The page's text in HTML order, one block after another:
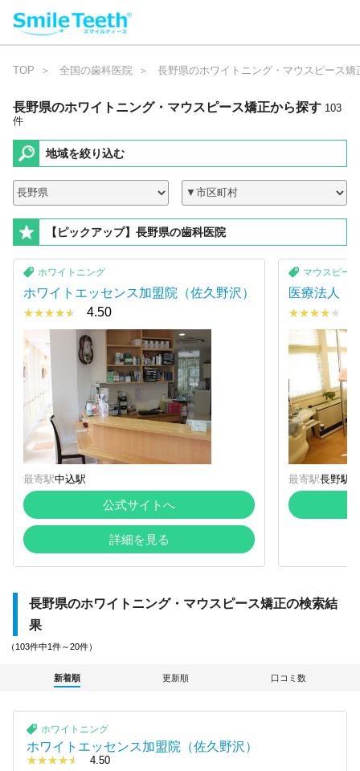
TOP 全国の歯科医院 長野県のホワイトニング・マウスピース矯
長野県のホワイトニング・マウスピース矯正から探す 103
件
地域を絞り込む
【ピックアップ】長野県の歯科医院
ホワイトニング
ホワイトエッセンス加盟院（佐久野沢）
★★★★★
★★★★★ 4.50
最寄駅中込駅
公式サイトへ
詳細を見る
マウスピー
医療法人
★★★★★
★★★★
最寄駅長野駅
長野県のホワイトニング・マウスピース矯正の検索結
果
（103件中1件～20件）
新着順 更新順 口コミ数
ホワイトニング
ホワイトエッセンス加盟院（佐久野沢）
☆☆☆☆☆
★★★★★ 4.50